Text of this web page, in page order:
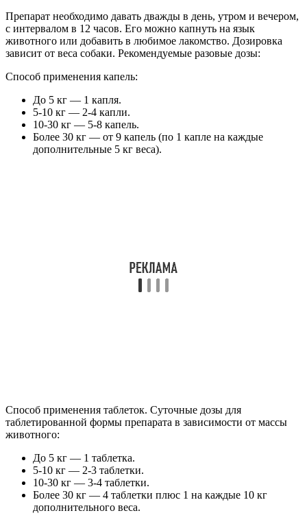
Препарат необходимо давать дважды в день, утром и вечером,
с интервалом в 12 часов. Его можно капнуть на язык
животного или добавить в любимое лакомство. Дозировка
зависит от веса собаки. Рекомендуемые разовые дозы:
Способ применения капель:
До 5 кг — 1 капля.
5-10 кг — 2-4 капли.
10-30 кг — 5-8 капель.
Более 30 кг — от 9 капель (по 1 капле на каждые
дополнительные 5 кг веса).
Способ применения таблеток. Суточные дозы для
таблетированной формы препарата в зависимости от массы
животного:
До 5 кг — 1 таблетка.
5-10 кг — 2-3 таблетки.
10-30 кг — 3-4 таблетки.
Более 30 кг — 4 таблетки плюс 1 на каждые 10 кг
дополнительного веса.